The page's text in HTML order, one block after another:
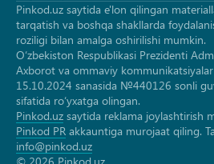
Pinkod.uz saytida e'lon qilingan
tarqatish va boshqa shakllarda
roziligi bilan amalga oshirilishi mumkin.
O‘zbekiston Respublikasi Prezidenti
Axborot va ommaviy
15.10.2024 sanasida №440126 sonli
sifatida ro‘yxatga olingan.
Pinkod.uz saytida reklama joylashtirish
Pinkod PR akkauntiga murojaat qiling.
info@pinkod.uz
© 2026 Pinkod.uz.